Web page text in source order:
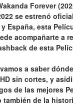
Forever
se estrenó
España, esta
acompañarte a
de esta
a saber
sin cortes, y
de las mejores
también de la